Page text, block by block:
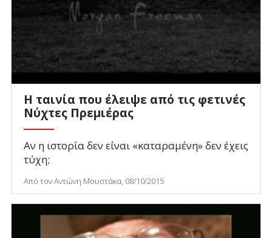
H ταινία που έλειψε από τις φετινές
Νύχτες Πρεμιέρας
Αν η ιστορία δεν είναι «καταραμένη» δεν έχεις
τύχη;
Από τον Αντώνη Μουστάκα, 08/10/2015